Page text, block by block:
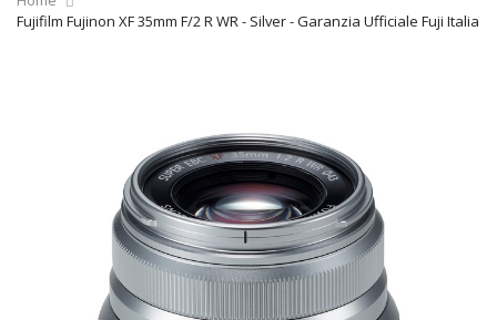
Fujifilm Fujinon XF 35mm F/2 R WR - Silver - Garanzia Ufficiale Fuji Italia